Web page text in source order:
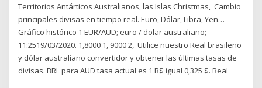
Territorios Antárticos Australianos, las Islas Christmas, Cambio
principales divisas en tiempo real. Euro, Dólar, Libra, Yen…
Gráfico histórico 1 EUR/AUD; euro / dolar australiano;
11:2519/03/2020. 1,8000 1, 9000 2, Utilice nuestro Real brasileño
y dólar australiano convertidor y obtener las últimas tasas de
divisas. BRL para AUD tasa actual es 1 R$ igual 0,325 $. Real